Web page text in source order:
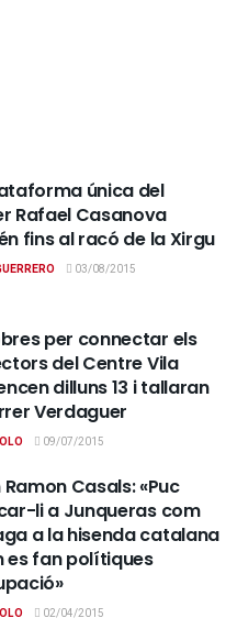
única del
Rafael Casanova
fins al racó de la Xirgu
03/08/2015
per connectar els
del Centre Vila
dilluns 13 i tallaran
Verdaguer
09/07/2015
Casals: «Puc
li a Junqueras com
a la hisenda catalana
es fan polítiques
02/04/2015